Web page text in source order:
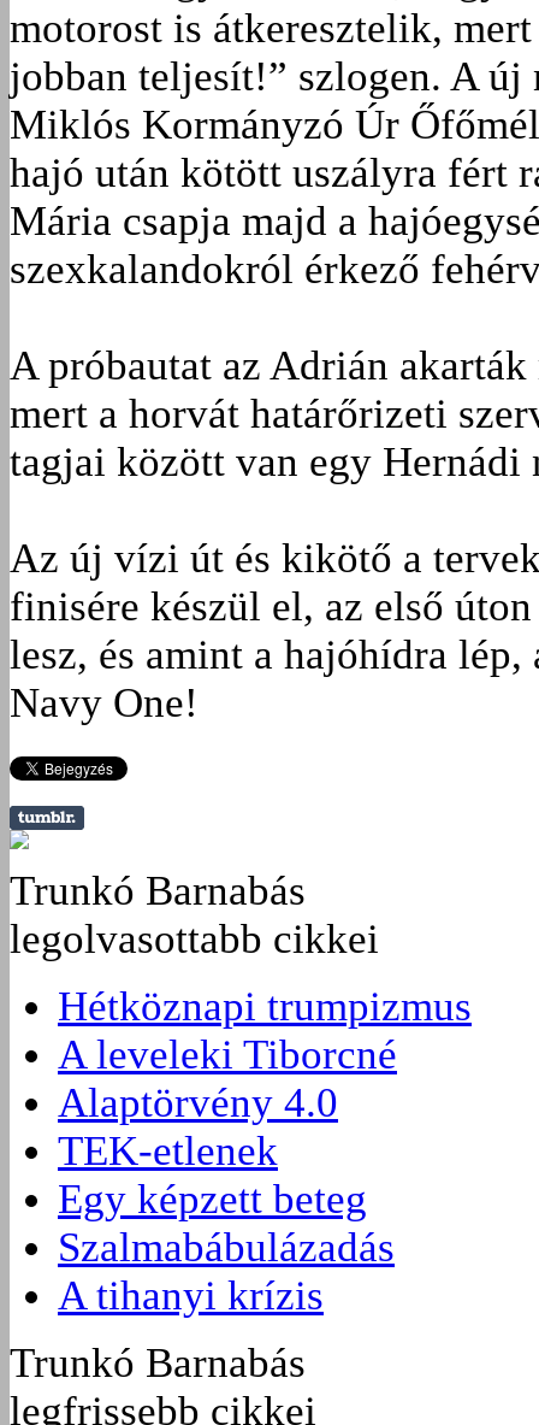
motorost is átkeresztelik,
jobban teljesít!” szlogen. A
Miklós Kormányzó Úr
hajó után kötött uszályra fért
Mária csapja majd a
szexkalandokról érkező
A próbautat az Adrián
mert a horvát határőrizeti
tagjai között van egy Hernádi
Az új vízi út és kikötő a
finisére készül el, az első
lesz, és amint a hajóhídra
Navy One!
Trunkó Barnabás
legolvasottabb cikkei
Hétköznapi trumpizmus
A leveleki Tiborcné
Alaptörvény 4.0
TEK-etlenek
Egy képzett beteg
Szalmabábulázadás
A tihanyi krízis
Trunkó Barnabás
legfrissebb cikkei